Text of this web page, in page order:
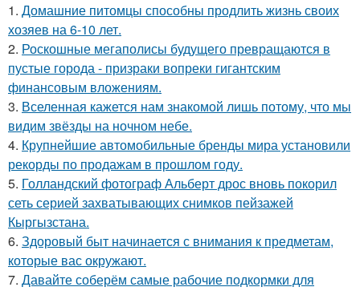
1. Домашние питомцы способны продлить жизнь своих
хозяев на 6-10 лет.
2. Роскошные мегаполисы будущего превращаются в
пустые города - призраки вопреки гигантским
финансовым вложениям.
3. Вселенная кажется нам знакомой лишь потому, что мы
видим звёзды на ночном небе.
4. Крупнейшие автомобильные бренды мира установили
рекорды по продажам в прошлом году.
5. Голландский фотограф Альберт дрос вновь покорил
сеть серией захватывающих снимков пейзажей
Кыргызстана.
6. Здоровый быт начинается с внимания к предметам,
которые вас окружают.
7. Давайте соберём самые рабочие подкормки для